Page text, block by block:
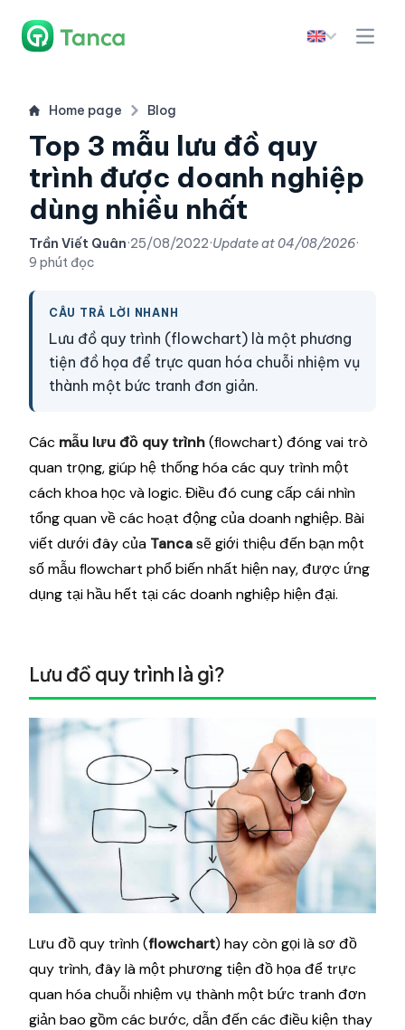
Home page Blog
Top 3 mẫu lưu đồ quy
trình được doanh nghiệp
dùng nhiều nhất
Trần Viết Quân·25/08/2022·Update at04/08/2026·
9 phút đọc
CÂU TRẢ LỜI NHANH
Lưu đồ quy trình (flowchart) là một phương
tiện đồ họa để trực quan hóa chuỗi nhiệm vụ
thành một bức tranh đơn giản.
Các mẫu lưu đồ quy trình(flowchart) đóng vai trò
quan trọng, giúp hệ thống hóa các quy trình một
cách khoa học và logic. Điều đó cung cấp cái nhìn
tổng quan về các hoạt động của doanh nghiệp. Bài
viết dưới đây của Tancasẽ giới thiệu đến bạn một
số mẫu flowchart phổ biến nhất hiện nay, được ứng
dụng tại hầu hết tại các doanh nghiệp hiện đại.
Lưu đồ quy trình là gì?
Lưu đồ quy trình (flowchart) hay còn gọi là sơ đồ
quy trình, đây là một phương tiện đồ họa để trực
quan hóa chuỗi nhiệm vụ thành một bức tranh đơn
giản bao gồm các bước, dẫn đến các điều kiện thay